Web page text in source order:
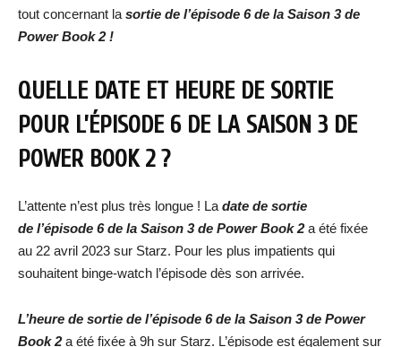
tout concernant la sortie de l’épisode 6 de la Saison 3 de
Power Book 2 !
QUELLE DATE ET HEURE DE SORTIE
POUR L’ÉPISODE 6 DE LA SAISON 3 DE
POWER BOOK 2 ?
L’attente n’est plus très longue ! La date de sortie
de l’épisode 6 de la Saison 3 de Power Book 2a été fixée
au 22 avril 2023 sur Starz. Pour les plus impatients qui
souhaitent binge-watch l’épisode dès son arrivée.
L’heure de sortie de l’épisode 6 de la Saison 3 de Power
Book 2a été fixée à 9h sur Starz. L’épisode est également sur